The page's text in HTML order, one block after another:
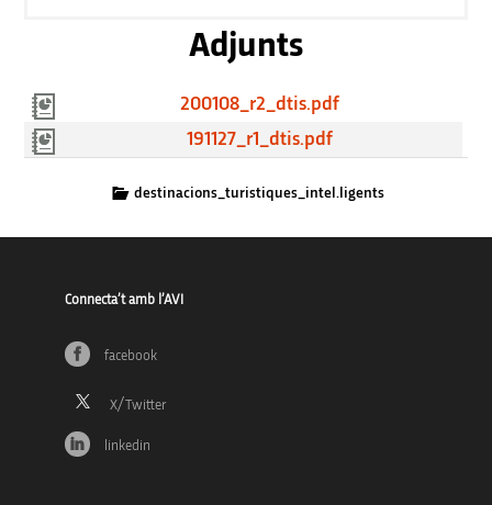
Adjunts
200108_r2_dtis.pdf
191127_r1_dtis.pdf
destinacions_turistiques_intel.ligents
Connecta’t amb l’AVI
facebook
linkedin